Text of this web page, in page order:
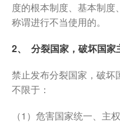
度的根本制度、基本制
称谓进行不当使用的。
2、 分裂国家，破坏国家
禁止发布分裂国家，破坏
不限于：
（1）危害国家统一、主